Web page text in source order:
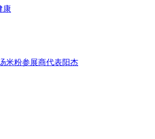
康
米粉参展商代表阳杰